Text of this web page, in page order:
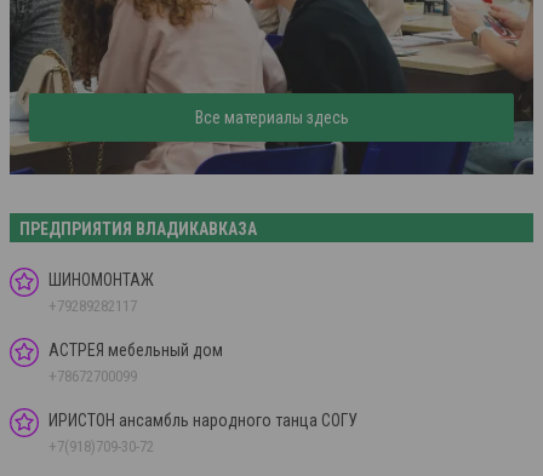
Все материалы здесь
ПРЕДПРИЯТИЯ ВЛАДИКАВКАЗА
ШИНОМОНТАЖ
+79289282117
АСТРЕЯ мебельный дом
+78672700099
ИРИСТОН ансамбль народного танца СОГУ
+7(918)709-30-72